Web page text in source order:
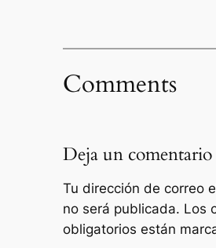
Comments
Deja un comentario
Tu dirección de correo
no será publicada. Los
obligatorios están